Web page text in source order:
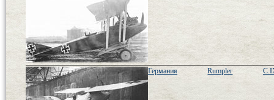
Германия Rumpler